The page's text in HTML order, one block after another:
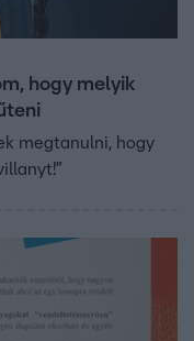
hogy melyik
megtanulni, hogy